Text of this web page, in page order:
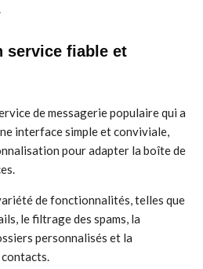
service fiable et
de messagerie populaire qui a
interface simple et conviviale,
pour adapter la boîte de
de fonctionnalités, telles que
le filtrage des spams, la
personnalisés et la